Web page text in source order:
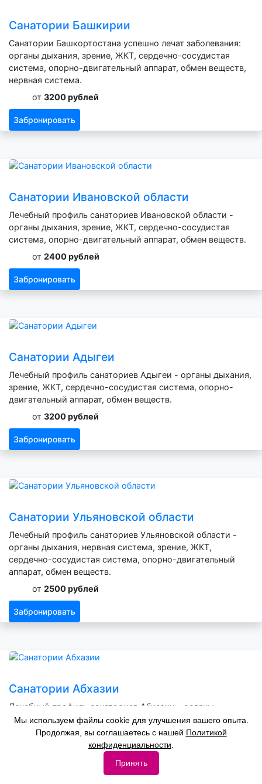
Санатории Башкирии
Санатории Башкортостана успешно лечат заболевания:
органы дыхания, зрение, ЖКТ, сердечно-сосудистая
система, опорно-двигательный аппарат, обмен веществ,
нервная система.
от 3200 рублей
Забронировать
Санатории Ивановской области
Лечебный профиль санаториев Ивановской области -
органы дыхания, зрение, ЖКТ, сердечно-сосудистая
система, опорно-двигательный аппарат, обмен веществ.
от 2400 рублей
Забронировать
Санатории Адыгеи
Лечебный профиль санаториев Адыгеи - органы дыхания,
зрение, ЖКТ, сердечно-сосудистая система, опорно-
двигательный аппарат, обмен веществ.
от 3200 рублей
Забронировать
Санатории Ульяновской области
Лечебный профиль санаториев Ульяновской области -
органы дыхания, нервная система, зрение, ЖКТ,
сердечно-сосудистая система, опорно-двигательный
аппарат, обмен веществ.
от 2500 рублей
Забронировать
Санатории Абхазии
Лечебный профиль санаториев Абхазии - органы
дыхания, нервная система, зрение, ЖКТ, сердечно-
сосудистая система, опорно-двигательный аппарат,
Мы используем файлы cookie для улучшения вашего опыта.
Продолжая, вы соглашаетесь с нашей Политикой
конфиденциальности
Принять